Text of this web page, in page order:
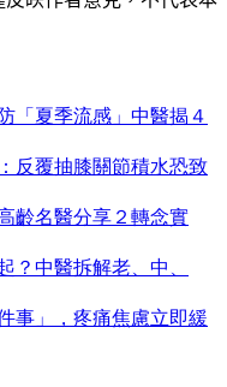
「夏季流感」中醫揭４
反覆抽膝關節積水恐致
齡名醫分享２轉念實
？中醫拆解老、中、
事」，疼痛焦慮立即緩